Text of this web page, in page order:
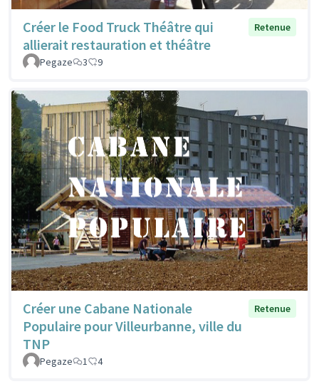
Créer le Food Truck Théâtre qui
allierait restauration et théâtre
Retenue
Pegaze 3 9
Créer une Cabane Nationale
Populaire pour Villeurbanne, ville du
TNP
Retenue
Pegaze 1 4